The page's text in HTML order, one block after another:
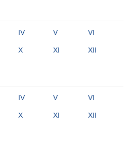
IV V VI
X XI XII
IV V VI
X XI XII